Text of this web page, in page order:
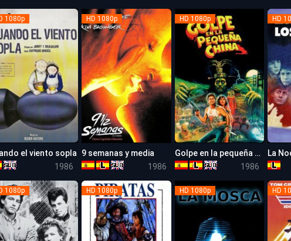
7.7
1080p
el viento sopla
1986
HD 1080p
9 semanas y media
1986
HD 1080p
Golpe en la pequeña China
1986
HD
1080p HD 1080p HD 1080p HD